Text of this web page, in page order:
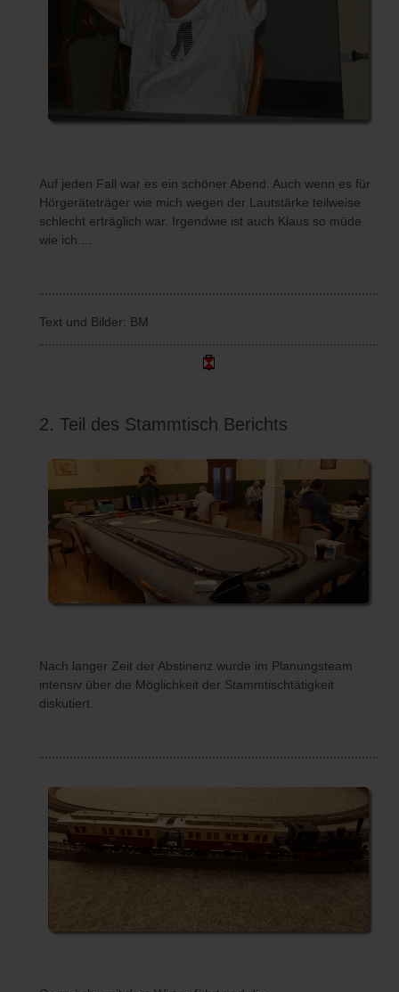
Auf jeden Fall war es ein schöner Abend. Auch wenn es für
Hörgeräteträger wie mich wegen der Lautstärke teilweise
schlecht erträglich war. Irgendwie ist auch Klaus so müde
wie ich....
Text und Bilder: BM
2. Teil des Stammtisch Berichts
Nach langer Zeit der Abstinenz wurde im Planungsteam
intensiv über die Möglichkeit der Stammtischtätigkeit
diskutiert.